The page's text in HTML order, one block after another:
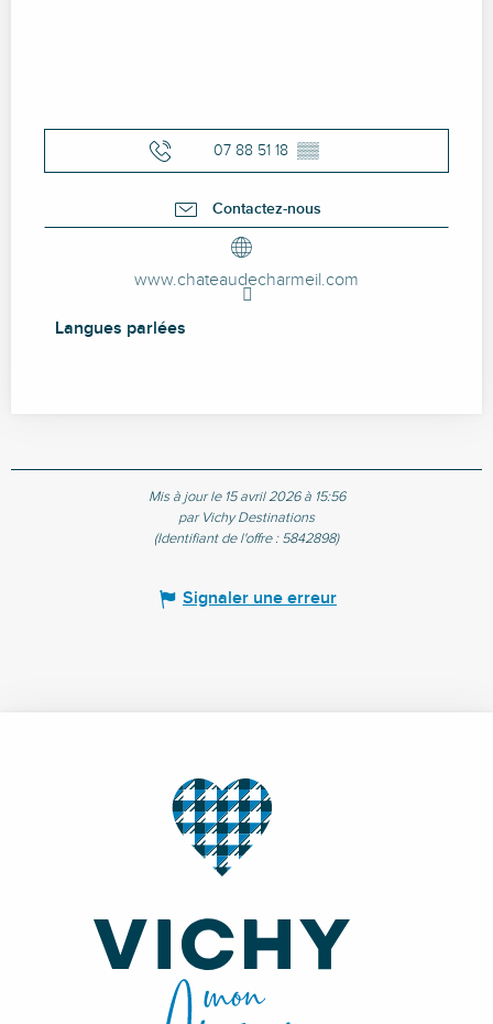
07 88 51 18 ▒▒
Contactez-nous
www.chateaudecharmeil.com
Langues parlées
Langues parlées
Mis à jour le 15 avril 2026 à 15:56
par Vichy Destinations
(Identifiant de l'offre : 5842898)
Signaler une erreur